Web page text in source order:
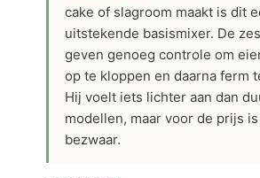
cake of slagroom maakt is dit
uitstekende basismixer. De
geven genoeg controle om
op te kloppen en daarna ferm
Hij voelt iets lichter aan dan
modellen, maar voor de prijs
bezwaar.